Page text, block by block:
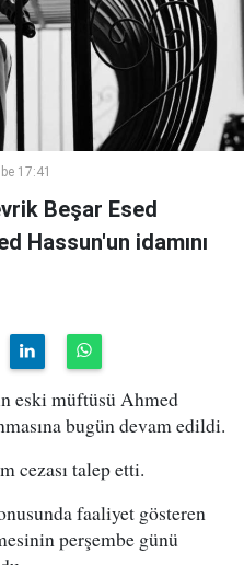
17:41
Beşar Esed
Hassun'un idamını
eski müftüsü Ahmed
bugün devam edildi.
cezası talep etti.
faaliyet gösteren
perşembe günü